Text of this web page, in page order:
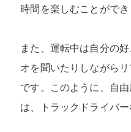
時間を楽しむことができ
また、運転中は自分の
オを聞いたりしながら
です。このように、自
は、トラックドライバー